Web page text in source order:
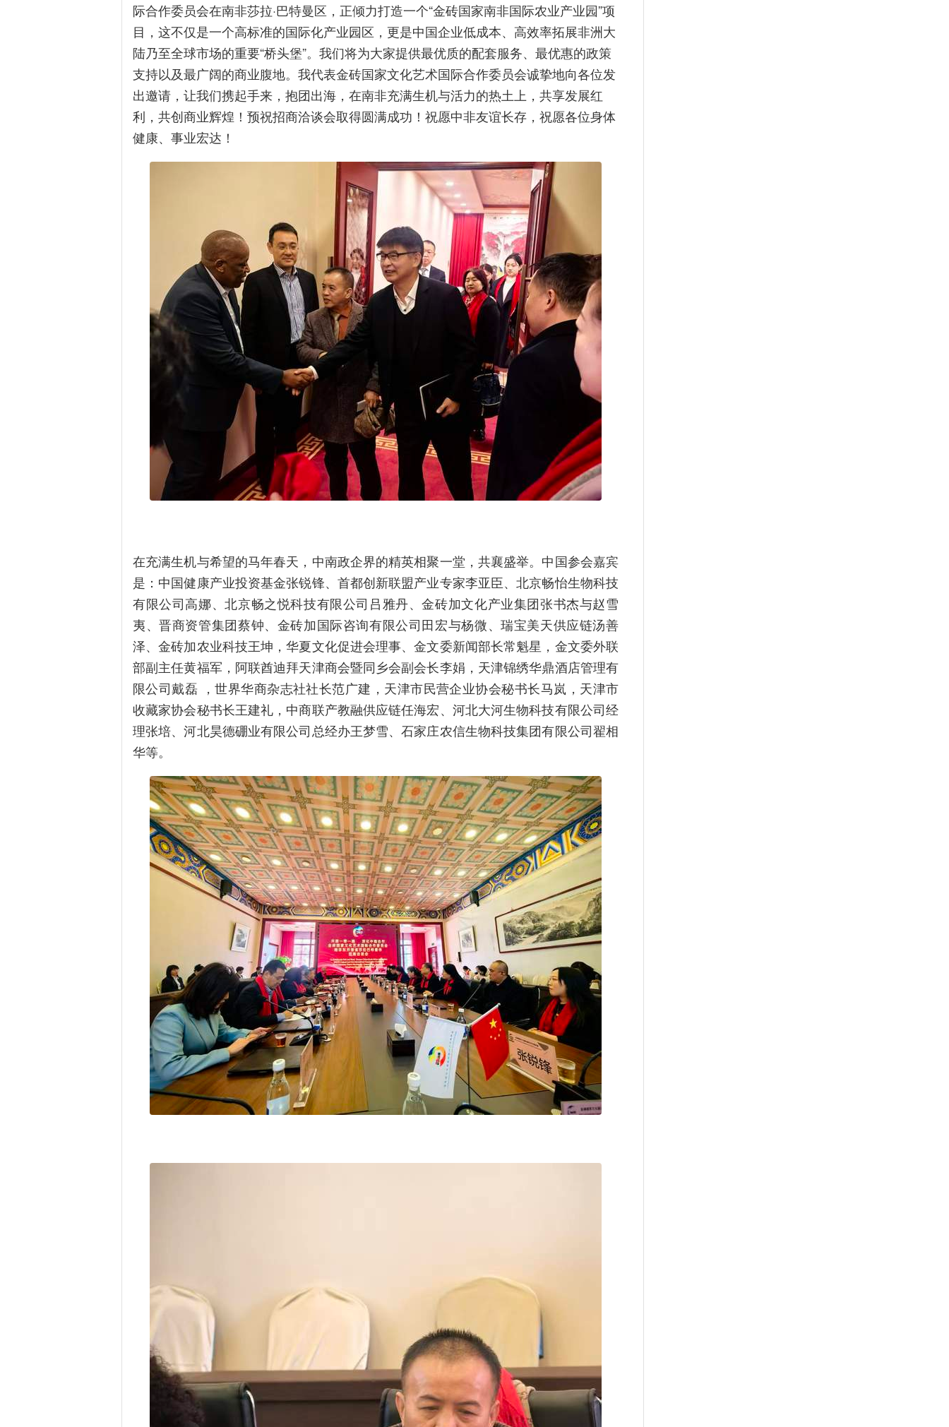
际合作委员会在南非莎拉·巴特曼区，正倾力打造一个“金砖国家南非国际农业产业园”项
目，这不仅是一个高标准的国际化产业园区，更是中国企业低成本、高效率拓展非洲大
陆乃至全球市场的重要“桥头堡”。我们将为大家提供最优质的配套服务、最优惠的政策
支持以及最广阔的商业腹地。我代表金砖国家文化艺术国际合作委员会诚挚地向各位发
出邀请，让我们携起手来，抱团出海，在南非充满生机与活力的热土上，共享发展红
利，共创商业辉煌！预祝招商洽谈会取得圆满成功！祝愿中非友谊长存，祝愿各位身体
健康、事业宏达！
在充满生机与希望的马年春天，中南政企界的精英相聚一堂，共襄盛举。中国参会嘉宾
是：中国健康产业投资基金张锐锋、首都创新联盟产业专家李亚臣、北京畅怡生物科技
有限公司高娜、北京畅之悦科技有限公司吕雅丹、金砖加文化产业集团张书杰与赵雪
夷、晋商资管集团蔡钟、金砖加国际咨询有限公司田宏与杨微、瑞宝美天供应链汤善
泽、金砖加农业科技王坤，华夏文化促进会理事、金文委新闻部长常魁星，金文委外联
部副主任黄福军，阿联酋迪拜天津商会暨同乡会副会长李娟，天津锦绣华鼎酒店管理有
限公司戴磊 ，世界华商杂志社社长范广建，天津市民营企业协会秘书长马岚，天津市
收藏家协会秘书长王建礼，中商联产教融供应链任海宏、河北大河生物科技有限公司经
理张培、河北昊德硼业有限公司总经办王梦雪、石家庄农信生物科技集团有限公司翟相
华等。